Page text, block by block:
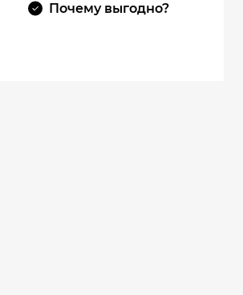
Почему выгодно?